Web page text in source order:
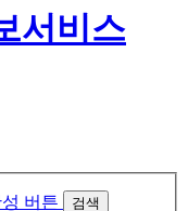
검색